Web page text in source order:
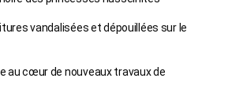
vandalisées et dépouillées sur le
au cœur de nouveaux travaux de